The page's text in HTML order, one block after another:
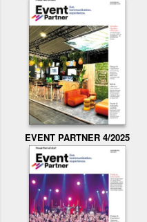
EVENT PARTNER 4/2025